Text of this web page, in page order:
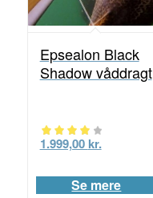
Epsealon Black
Shadow våddragt
Vurderet
ud af 5
1.999,00 kr.
Se mere